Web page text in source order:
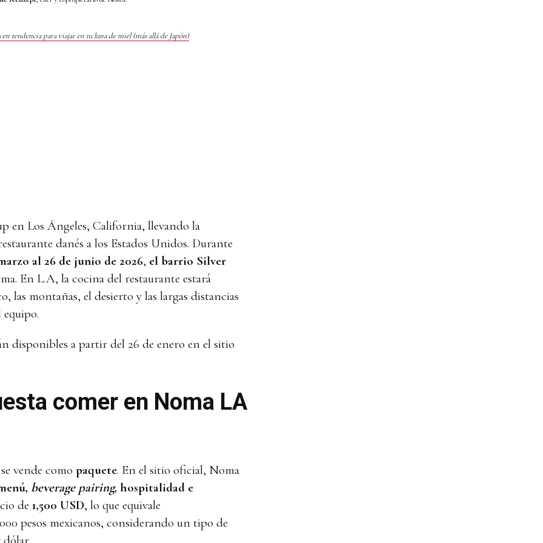
en tendencia para viajar en tu luna de miel (más allá de Japón)
en Los Ángeles, California, llevando la
danés a los Estados Unidos. Durante
al 26 de junio de 2026, el barrio Silver
En L.A, la cocina del restaurante estará
las montañas, el desierto y las largas distancias
disponibles a partir del 26 de enero en el sitio
comer en Noma LA
vende como paquete. En el sitio oficial, Noma
beverage pairing, hospitalidad e
de 1,500 USD, lo que equivale
pesos mexicanos, considerando un tipo de